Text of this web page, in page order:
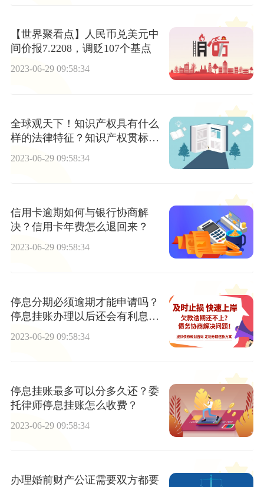
【世界聚看点】人民币兑美元中
间价报7.2208，调贬107个基点
2023-06-29 09:58:34
全球观天下！知识产权具有什么
样的法律特征？知识产权贯标您
2023-06-29 09:58:34
信用卡逾期如何与银行协商解
决？信用卡年费怎么退回来？
2023-06-29 09:58:34
停息分期必须逾期才能申请吗？
停息挂账办理以后还会有利息
2023-06-29 09:58:34
停息挂账最多可以分多久还？委
托律师停息挂账怎么收费？
2023-06-29 09:58:34
办理婚前财产公证需要双方都要